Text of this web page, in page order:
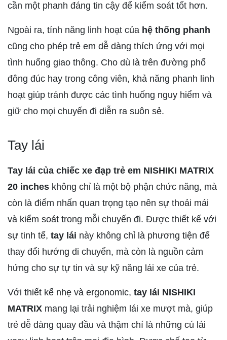
cần một phanh đáng tin cậy để kiểm soát tốt hơn.
Ngoài ra, tính năng linh hoạt của hệ thống phanh
cũng cho phép trẻ em dễ dàng thích ứng với mọi
tình huống giao thông. Cho dù là trên đường phố
đông đúc hay trong công viên, khả năng phanh linh
hoạt giúp tránh được các tình huống nguy hiểm và
giữ cho mọi chuyến đi diễn ra suôn sẻ.
Tay lái
Tay lái của chiếc xe đạp trẻ em NISHIKI MATRIX
20 inches không chỉ là một bộ phận chức năng, mà
còn là điểm nhấn quan trọng tạo nên sự thoải mái
và kiểm soát trong mỗi chuyến đi. Được thiết kế với
sự tinh tế, tay lái này không chỉ là phương tiện để
thay đổi hướng di chuyển, mà còn là nguồn cảm
hứng cho sự tự tin và sự kỹ năng lái xe của trẻ.
Với thiết kế nhẹ và ergonomic, tay lái NISHIKI
MATRIX mang lại trải nghiệm lái xe mượt mà, giúp
trẻ dễ dàng quay đầu và thậm chí là những cú lái